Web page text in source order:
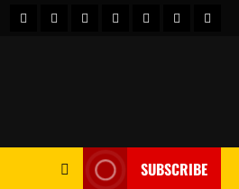
HOMEBeritahot
BusinessKesehatan
Sport
SUBSCRIBE